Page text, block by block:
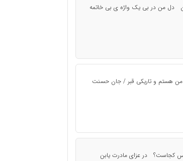
دل من در بی یک واژه ی بی خاتمه
من هستم و تاریکی قبر / جان حسنت
کجاست؟ در عزای مادرت یابن